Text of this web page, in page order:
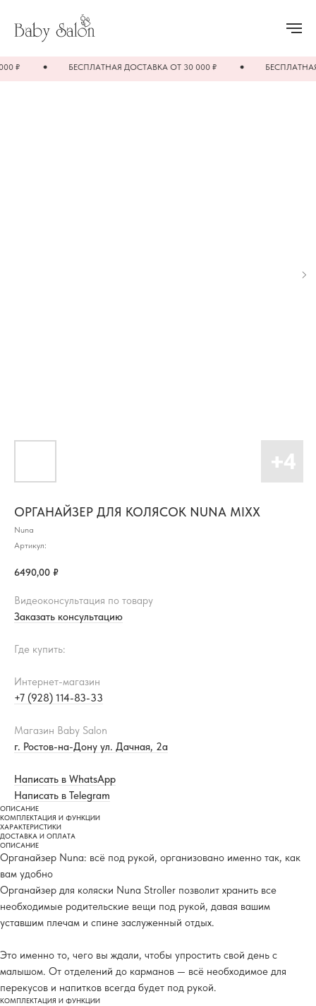
БЕСПЛАТНАЯ ДОСТАВКА ОТ 30 000 ₽ БЕСПЛАТНАЯ
ОРГАНАЙЗЕР ДЛЯ КОЛЯСОК NUNA MIXX
Nuna
Артикул:
6490,00 ₽
Видеоконсультация по товару
Заказать консультацию
Где купить:
Интернет-магазин
+7 (928) 114-83-33
Магазин Baby Salon
г. Ростов-на-Дону ул. Дачная, 2а
Написать в WhatsApp
Написать в Telegram
ОПИСАНИЕ
КОМПЛЕКТАЦИЯ И ФУНКЦИИ
ХАРАКТЕРИСТИКИ
ДОСТАВКА И ОПЛАТА
ОПИСАНИЕ
Органайзер Nuna: всё под рукой, организовано именно так, как
вам удобно
Органайзер для коляски Nuna Stroller позволит хранить все
необходимые родительские вещи под рукой, давая вашим
уставшим плечам и спине заслуженный отдых.
Это именно то, чего вы ждали, чтобы упростить свой день с
малышом. От отделений до карманов — всё необходимое для
перекусов и напитков всегда будет под рукой.
КОМПЛЕКТАЦИЯ И ФУНКЦИИ